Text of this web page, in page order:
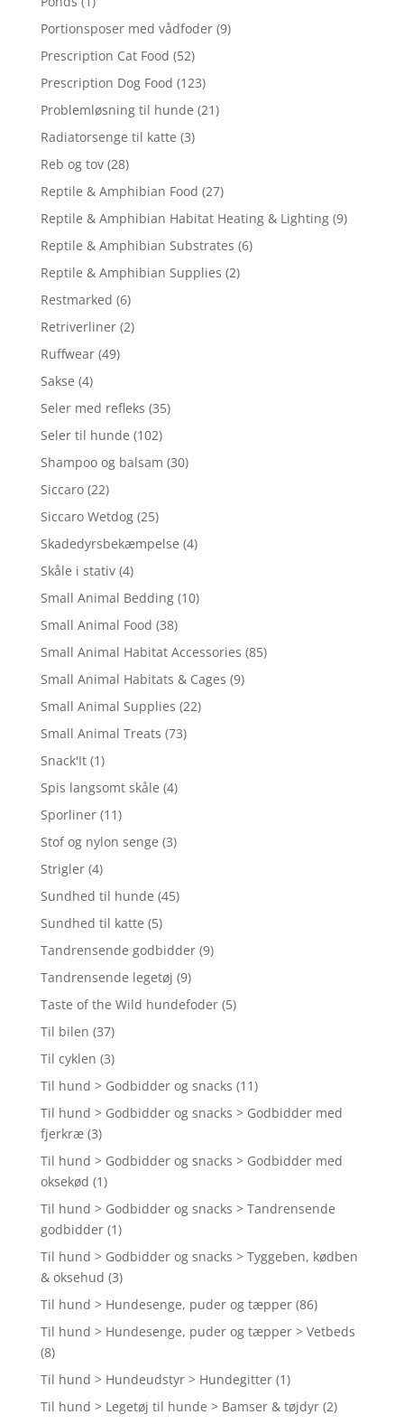
Portionsposer med vådfoder (9)
Prescription Cat Food (52)
Prescription Dog Food (123)
Problemløsning til hunde (21)
Radiatorsenge til katte (3)
Reb og tov (28)
Reptile & Amphibian Food (27)
Reptile & Amphibian Habitat Heating & Lighting (9)
Reptile & Amphibian Substrates (6)
Reptile & Amphibian Supplies (2)
Restmarked (6)
Retriverliner (2)
Ruffwear (49)
Sakse (4)
Seler med refleks (35)
Seler til hunde (102)
Shampoo og balsam (30)
Siccaro (22)
Siccaro Wetdog (25)
Skadedyrsbekæmpelse (4)
Skåle i stativ (4)
Small Animal Bedding (10)
Small Animal Food (38)
Small Animal Habitat Accessories (85)
Small Animal Habitats & Cages (9)
Small Animal Supplies (22)
Small Animal Treats (73)
Snack'It (1)
Spis langsomt skåle (4)
Sporliner (11)
Stof og nylon senge (3)
Strigler (4)
Sundhed til hunde (45)
Sundhed til katte (5)
Tandrensende godbidder (9)
Tandrensende legetøj (9)
Taste of the Wild hundefoder (5)
Til bilen (37)
Til cyklen (3)
Til hund > Godbidder og snacks (11)
Til hund > Godbidder og snacks > Godbidder med
fjerkræ (3)
Til hund > Godbidder og snacks > Godbidder med
oksekød (1)
Til hund > Godbidder og snacks > Tandrensende
godbidder (1)
Til hund > Godbidder og snacks > Tyggeben, kødben
& oksehud (3)
Til hund > Hundesenge, puder og tæpper (86)
Til hund > Hundesenge, puder og tæpper > Vetbeds
(8)
Til hund > Hundeudstyr > Hundegitter (1)
Til hund > Legetøj til hunde > Bamser & tøjdyr (2)